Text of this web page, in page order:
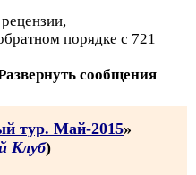
порядке с 721
сообщения
тур. Май-2015»
Клуб)